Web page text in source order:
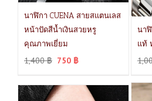
นาฬิกา CUENA สายสแตนเลส
หน้าปัดสีน้ำเงินสวยหรู
คุณภาพเยี่ยม
1,400฿ 750 ฿
นาฬิ
แท้